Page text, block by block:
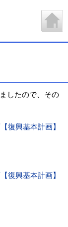
したので、その
復興基本計画】
復興基本計画】